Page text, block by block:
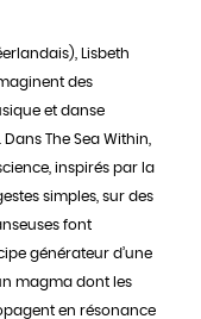
Lisbeth
des
et danse
The Sea Within,
inspirés par la
simples, sur des
font
générateur d’une
magma dont les
en résonance